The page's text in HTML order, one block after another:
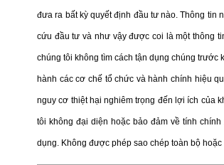
đưa ra bất kỳ quyết định đầu tư nào. Thông tin
cứu đầu tư và như vậy được coi là một thông
chúng tôi không tìm cách tận dụng chúng trước
hành các cơ chế tổ chức và hành chính hiệu
nguy cơ thiệt hại nghiêm trọng đến lợi ích của
tôi không đại diện hoặc bảo đảm về tính
dụng. Không được phép sao chép toàn bộ hoặc